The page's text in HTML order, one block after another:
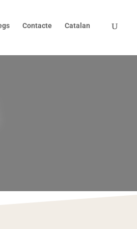
Contacte Catalan